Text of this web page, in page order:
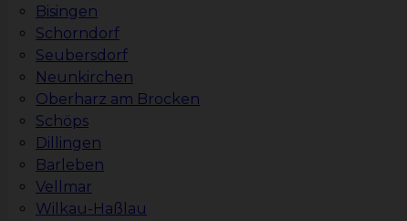
Bisingen
Schorndorf
Seubersdorf
Neunkirchen
Oberharz am Brocken
Schöps
Dillingen
Barleben
Vellmar
Wilkau-Haßlau